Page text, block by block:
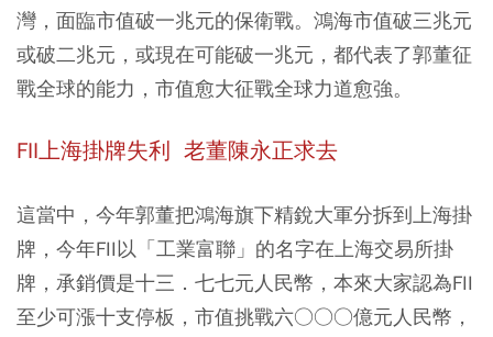
灣，面臨市值破一兆元的保衛戰。鴻海市值破三兆元
或破二兆元，或現在可能破一兆元，都代表了郭董征
戰全球的能力，市值愈大征戰全球力道愈強。
FII上海掛牌失利 老董陳永正求去
這當中，今年郭董把鴻海旗下精銳大軍分拆到上海掛
牌， 今年FII以「工業富聯」的名字在上海交易所掛
牌，承銷價是十三．七七元人民幣，本來大家認為FII
至少可漲十支停板 ，市值挑戰六○○○億元人民幣，